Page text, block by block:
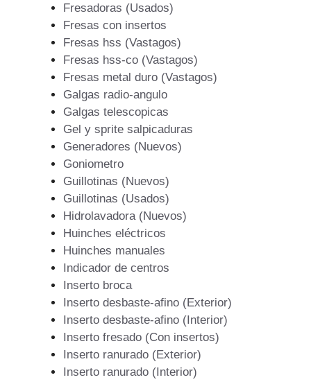
Fresadoras (Usados)
Fresas con insertos
Fresas hss (Vastagos)
Fresas hss-co (Vastagos)
Fresas metal duro (Vastagos)
Galgas radio-angulo
Galgas telescopicas
Gel y sprite salpicaduras
Generadores (Nuevos)
Goniometro
Guillotinas (Nuevos)
Guillotinas (Usados)
Hidrolavadora (Nuevos)
Huinches eléctricos
Huinches manuales
Indicador de centros
Inserto broca
Inserto desbaste-afino (Exterior)
Inserto desbaste-afino (Interior)
Inserto fresado (Con insertos)
Inserto ranurado (Exterior)
Inserto ranurado (Interior)